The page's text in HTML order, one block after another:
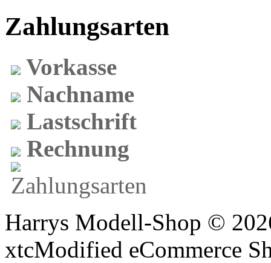
Zahlungsarten
Vorkasse
Nachname
Lastschrift
Rechnung
Harrys Modell-Shop ©
xtcModified eCommerce